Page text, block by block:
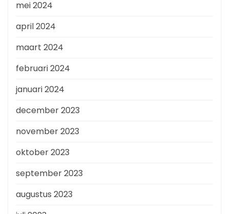
mei 2024
april 2024
maart 2024
februari 2024
januari 2024
december 2023
november 2023
oktober 2023
september 2023
augustus 2023